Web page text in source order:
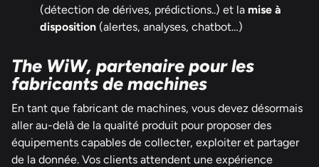
(détection de dérives, prédictions..) et la mise à
disposition (alertes, analyses, chatbot…)
The WiW, partenaire pour les
fabricants de machines
En tant que fabricant de machines, vous devez désormais
aller au-delà de la qualité produit pour proposer des
équipements capables de collecter, exploiter et partager
de la donnée. Vos clients attendent une expérience